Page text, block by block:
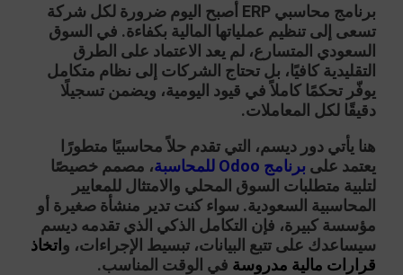
برنامج محاسبي ERP
أصبح اليوم ضرورة لكل شركة
تسعى إلى تنظيم عملياتها المالية بكفاءة. في السوق
السعودي المتسارع، لم يعد الاعتماد على الطرق
التقليدية كافيًا، بل تحتاج الشركات إلى نظام متكامل
يوفّر تحكمًا كاملاً في قيود اليومية، ويضمن تسجيلًا
دقيقًا لكل المعاملات.
هنا يأتي دور ديسم، التي تقدم حلاً محاسبيًا متطورًا
يعتمد على برنامج Odoo للمحاسبة
، مصمم خصيصًا
لتلبية متطلبات السوق المحلي والامتثال للمعايير
المحاسبية السعودية. سواء كنت تدير منشأة صغيرة أو
مؤسسة كبيرة، فإن التكامل الذكي الذي تقدمه ديسم
سيساعدك على تتبع البيانات، تبسيط الإجراءات، واتخاذ
قرارات مالية مدروسة في الوقت المناسب.